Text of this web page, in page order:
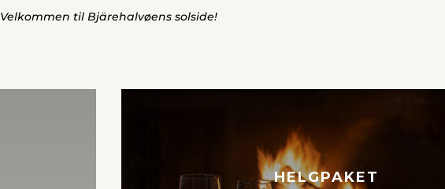
Velkommen til Bjärehalvøens solside!
HELGPAKET